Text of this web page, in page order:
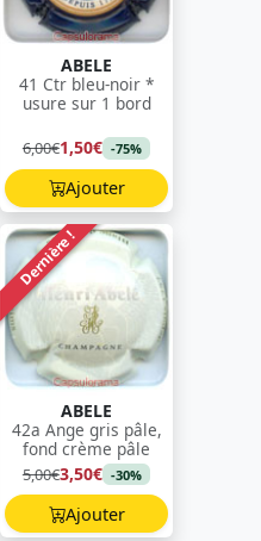
ABELE
41 Ctr bleu-noir *
usure sur 1 bord
6,00€1,50€ -75%
Ajouter
Dernière !
ABELE
42a Ange gris pâle,
fond crème pâle
5,00€3,50€ -30%
Ajouter